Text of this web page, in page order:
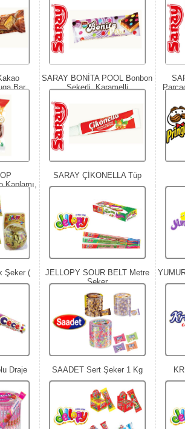
Bar
SARAY BONİTA POOL Bonbon
Şekerli, Karamelli
Kaplamı,
SARAY ÇİKONELLA Tüp
Şeker (
JELLOPY SOUR BELT Metre
Şeker
Draje
SAADET Sert Şeker 1 Kg